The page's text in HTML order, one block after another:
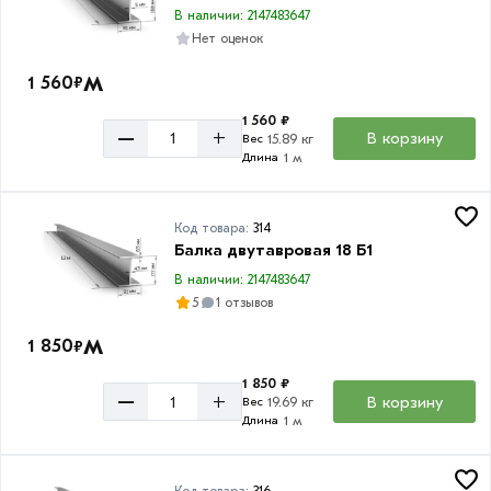
В наличии: 2147483647
Нет оценок
1 560₽м
– +
1 560 ₽
Вес 15.89 кг
Длина 1 м
В корзину
Код товара: 314
Балка двутавровая 18 Б1
В наличии: 2147483647
5
1 отзывов
1 850₽м
– +
1 850 ₽
Вес 19.69 кг
Длина 1 м
В корзину